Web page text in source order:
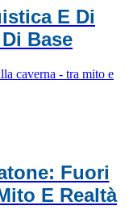
E Di
Base
Fuori
E Realtà